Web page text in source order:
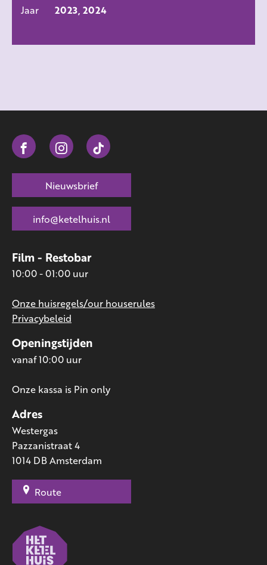
Jaar
2023, 2024
Adres
Westergas
Pazzanistraat 4
1014 DB Amsterdam
Route
Openingstijden
vanaf 10:00 uur
Onze kassa is Pin only
Film - Restobar
10:00 - 01:00 uur
Onze huisregels/our houserules
Privacybeleid
Nieuwsbrief
info@ketelhuis.nl